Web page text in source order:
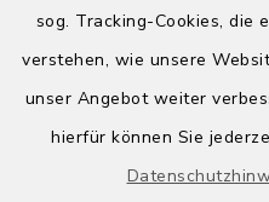
sog. Tracking-Cookies, die
verstehen, wie unsere
unser Angebot weiter
hierfür können Sie
Quicklinks
Kreis Bergstraße
Wirtschaftsregion